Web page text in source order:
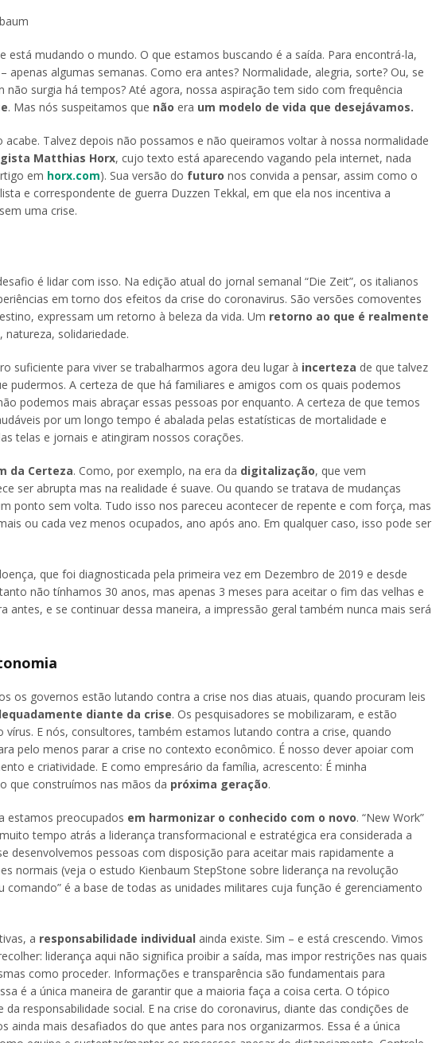
está mudando o mundo. O que estamos buscando é a saída. Para encontrá-la,
apenas algumas semanas. Como era antes? Normalidade, alegria, sorte? Ou, se
surgia há tempos? Até agora, nossa aspiração tem sido com frequência
. Mas nós suspeitamos que não era um modelo de vida que desejávamos.
acabe. Talvez depois não possamos e não queiramos voltar à nossa normalidade
Matthias Horx, cujo texto está aparecendo vagando pela internet, nada
em horx.com). Sua versão do futuro nos convida a pensar, assim como o
e correspondente de guerra Duzzen Tekkal, em que ela nos incentiva a
uma crise.
é lidar com isso. Na edição atual do jornal semanal “Die Zeit”, os italianos
em torno dos efeitos da crise do coronavirus. São versões comoventes
expressam um retorno à beleza da vida. Um retorno ao que é realmente
natureza, solidariedade.
suficiente para viver se trabalharmos agora deu lugar à incerteza de que talvez
pudermos. A certeza de que há familiares e amigos com os quais podemos
podemos mais abraçar essas pessoas por enquanto. A certeza de que temos
​​por um longo tempo é abalada pelas estatísticas de mortalidade e
telas e jornais e atingiram nossos corações.
da Certeza. Como, por exemplo, na era da digitalização, que vem
ser abrupta mas na realidade é suave. Ou quando se tratava de mudanças
ponto sem volta. Tudo isso nos pareceu acontecer de repente e com força, mas
ou cada vez menos ocupados, ano após ano. Em qualquer caso, isso pode ser
que foi diagnosticada pela primeira vez em Dezembro de 2019 e desde
não tínhamos 30 anos, mas apenas 3 meses para aceitar o fim das velhas e
antes, e se continuar dessa maneira, a impressão geral também nunca mais será
os governos estão lutando contra a crise nos dias atuais, quando procuram leis
diante da crise. Os pesquisadores se mobilizaram, e estão
E nós, consultores, também estamos lutando contra a crise, quando
pelo menos parar a crise no contexto econômico. É nosso dever apoiar com
e criatividade. E como empresário da família, acrescento: É minha
que construímos nas mãos da próxima geração.
estamos preocupados em harmonizar o conhecido com o novo. “New Work”
tempo atrás a liderança transformacional e estratégica era considerada a
desenvolvemos pessoas com disposição para aceitar mais rapidamente a
normais (veja o estudo Kienbaum StepStone sobre liderança na revolução
comando” é a base de todas as unidades militares cuja função é gerenciamento
a responsabilidade individual ainda existe. Sim – e está crescendo. Vimos
liderança aqui não significa proibir a saída, mas impor restrições nas quais
como proceder. Informações e transparência são fundamentais para
é a única maneira de garantir que a maioria faça a coisa certa. O tópico
responsabilidade social. E na crise do coronavirus, diante das condições de
ainda mais desafiados do que antes para nos organizarmos. Essa é a única